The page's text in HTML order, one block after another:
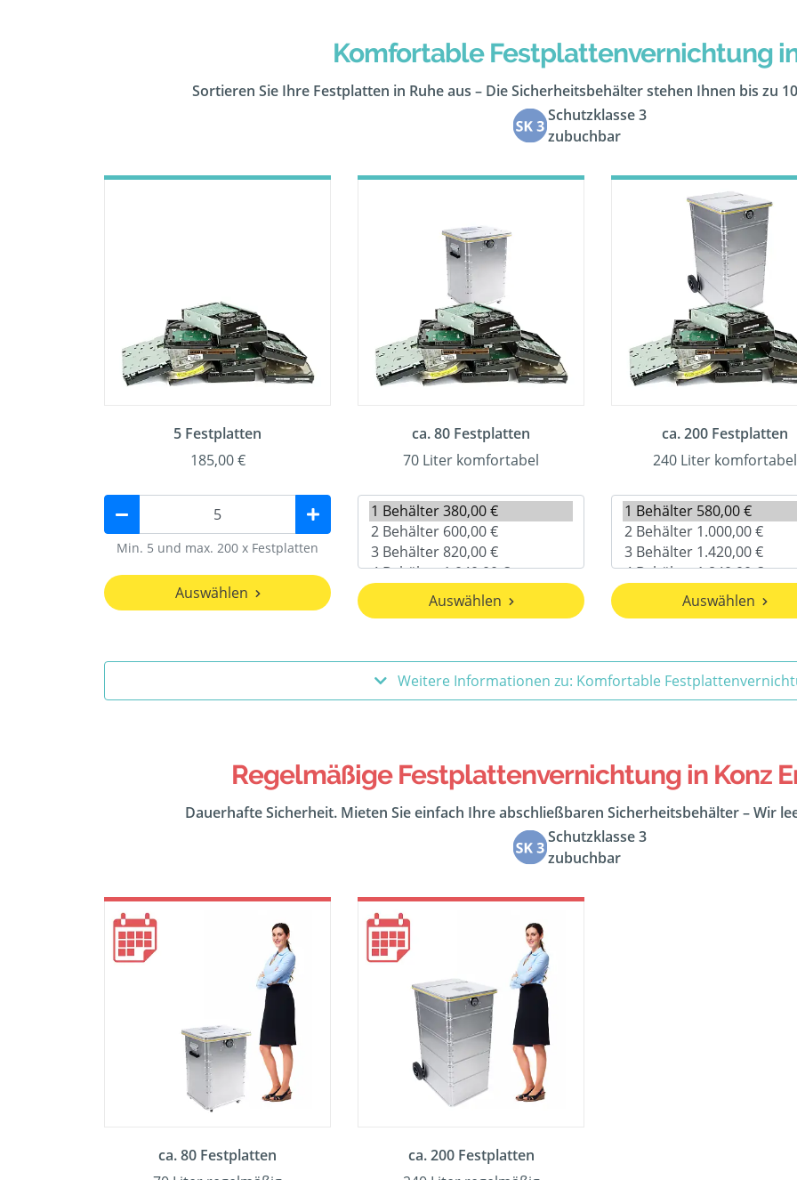
Komfortable Festplattenvernichtung
Sortieren Sie Ihre Festplatten in Ruhe aus – Die Sicherheitsbehälter stehen Ihnen bis zu
Schutzklasse 3
zubuchbar
5 Festplatten
185,00 €
Min. 5 und max. 200 x Festplatten
Auswählen
ca. 80 Festplatten
70 Liter komfortabel
Auswählen
ca. 200 Festplatten
240 Liter komfortabel
Auswählen
Weitere Informationen zu: Komfortable
Regelmäßige Festplattenvernichtung in Konz
Dauerhafte Sicherheit. Mieten Sie einfach Ihre abschließbaren Sicherheitsbehälter – Wir
Schutzklasse 3
zubuchbar
ca. 80 Festplatten
ca. 200 Festplatten